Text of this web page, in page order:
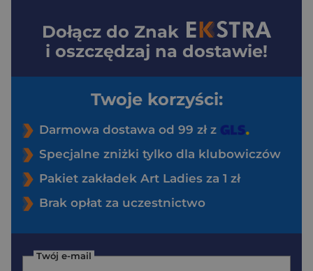
Dołącz do Znak
i oszczędzaj na dostawie!
Twoje korzyści:
Darmowa dostawa od 99 zł z
Specjalne zniżki tylko dla klubowiczów
Pakiet zakładek Art Ladies za 1 zł
Brak opłat za uczestnictwo
Twój e-mail